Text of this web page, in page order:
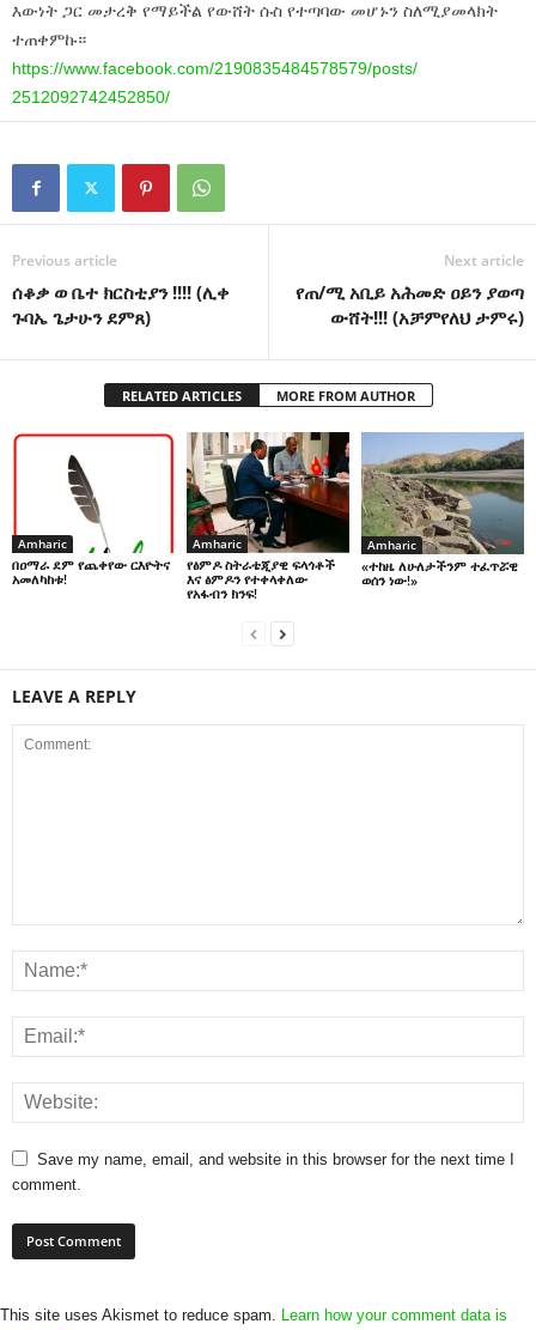
እውነት ጋር መታረቅ የማይችል የውሸት ሱስ የተጣባው መሆኑን ስለሚያመላክት
ተጠቀምኩ።
https://www.facebook.com/2190835484578579/posts/
2512092742452850/
Previous article
ሰቆቃ ወ ቤተ ክርስቲያን !!!! (ሊቀ
ጉባኤ ጌታሁን ደምጸ)
Next article
የጠ/ሚ አቢይ አሕመድ ዐይን ያወጣ
ውሸት!!! (አቻምየለህ ታምሩ)
RELATED ARTICLES MORE FROM AUTHOR
Amharic
በዐማራ ደም የጨቀየው ርእዮትና
አመለካከቱ!
Amharic
የፅምዶ ስትራቴጂያዊ ፍላጎቶች
እና ፅምዶን የተቀላቀለው
የአፋብን ክንፍ!
Amharic
«ተከዜ ለሁለታችንም ተፈጥሯዊ
ወሰን ነው!»
LEAVE A REPLY
Save my name, email, and website in this browser for the next time I
comment.
This site uses Akismet to reduce spam. Learn how your comment data is